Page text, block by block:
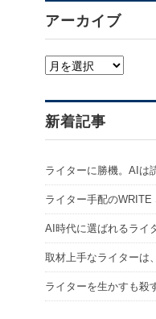
アーカイブ
ア
カ
イ
ブ
新着記事
ライターに勝機。AIは
ライター手配の
AI時代に選ばれるライ
取材上手なライターは
ライターを生かすも殺